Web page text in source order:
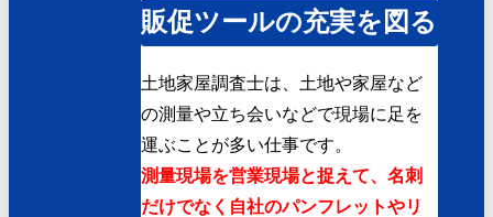
販促ツールの充実を図る
土地家屋調査士は、土地や家屋など
の測量や立ち会いなどで現場に足を
運ぶことが多い仕事です。
測量現場を営業現場と捉えて、名刺
だけでなく自社のパンフレットやリ